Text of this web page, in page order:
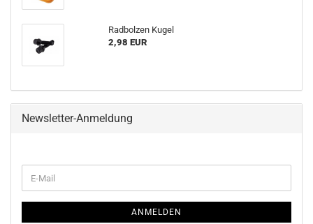
Rad­bol­zen Kugel
2,98 EUR
Newsletter-Anmeldung
ZUR
E-
Mail
ANMELDEN